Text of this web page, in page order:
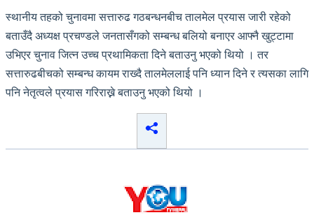
स्थानीय तहको चुनावमा सत्तारुढ गठबन्धनबीच तालमेल प्रयास जारी रहेको
बताउँदै अध्यक्ष प्रचण्डले जनतासँगको सम्बन्ध बलियो बनाएर आफ्नै खुट्टामा
उभिएर चुनाव जित्न उच्च प्रथामिकता दिने बताउनु भएको थियो । तर
सत्तारुढबीचको सम्बन्ध कायम राख्दै तालमेललाई पनि ध्यान दिने र त्यसका लागि
पनि नेतृत्वले प्रयास गरिराख्ने बताउनु भएको थियो ।